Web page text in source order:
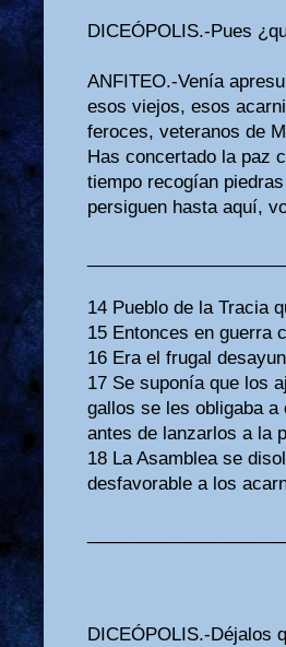
DICEÓPOLIS.-Pues
ANFITEO.-Venía
esos viejos, esos
feroces, veteranos de
Has concertado la paz
tiempo recogían
persiguen hasta aquí,
14 Pueblo de la Tracia
15 Entonces en guerra
16 Era el frugal
17 Se suponía que los
gallos se les obligaba a
antes de lanzarlos a la
18 La Asamblea se
desfavorable a los
DICEÓPOLIS.-Déjalos